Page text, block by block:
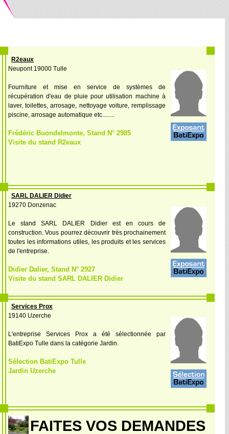
R2eaux
Neupont 19000 Tulle
Fourniture et mise en service de systèmes de
récupération d'eau de pluie pour utilisation machine à
laver, toilettes, arrosage, nettoyage voiture, remplissage
piscine, arrosage automatique etc........
Frédéric Buondelmonte, Stand N° 2985
Visite du stand R2eaux
SARL DALIER Didier
19270 Donzenac
Le stand SARL DALIER Didier est en cours de
construction. Vous pourrez découvrir très prochainement
toutes les informations utiles, les produits et les services
de l'entreprise.
Didier Dalier, Stand N° 2927
Visite du stand SARL DALIER Didier
Services Prox
19140 Uzerche
L'entreprise Services Prox a été sélectionnée par
BatiExpo Tulle dans la catégorie Jardin.
Sélection BatiExpo Tulle
Jardin Uzerche
FAITES VOS DEMANDES